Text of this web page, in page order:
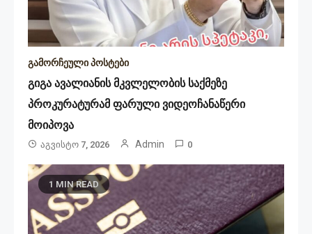
გამორჩეული პოსტები
გიგა ავალიანის მკვლელობის საქმეზე
პროკურატურამ ფარული ვიდეოჩანაწერი
მოიპოვა
Აგვისტო 7, 2026 Admin 0
1 MIN READ